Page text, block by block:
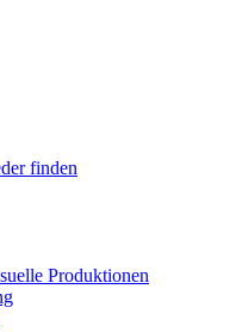
finden
Produktionen